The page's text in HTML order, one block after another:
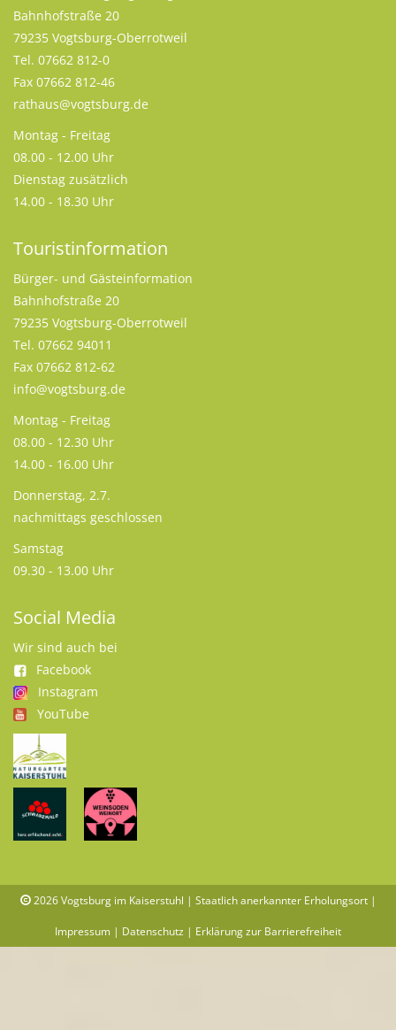
Bahnhofstraße 20
79235 Vogtsburg-Oberrotweil
Tel. 07662 812-0
Fax 07662 812-46
rathaus@vogtsburg.de
Montag - Freitag
08.00 - 12.00 Uhr
Dienstag zusätzlich
14.00 - 18.30 Uhr
Touristinformation
Bürger- und Gästeinformation
Bahnhofstraße 20
79235 Vogtsburg-Oberrotweil
Tel. 07662 94011
Fax 07662 812-62
info@vogtsburg.de
Montag - Freitag
08.00 - 12.30 Uhr
14.00 - 16.00 Uhr
Donnerstag, 2.7.
nachmittags geschlossen
Samstag
09.30 - 13.00 Uhr
Social Media
Wir sind auch bei
Facebook
Instagram
YouTube
2026 Vogtsburg im Kaiserstuhl | Staatlich anerkannter Erholungsort |
Impressum | Datenschutz | Erklärung zur Barrierefreiheit